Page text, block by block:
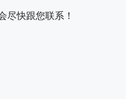
尽快跟您联系！